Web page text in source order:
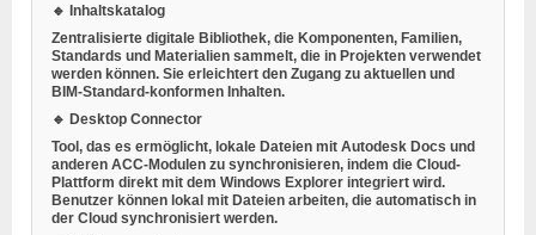
🔹 Inhaltskatalog
Zentralisierte digitale Bibliothek, die Komponenten, Familien,
Standards und Materialien sammelt, die in Projekten verwendet
werden können. Sie erleichtert den Zugang zu aktuellen und
BIM-Standard-konformen Inhalten.
🔹 Desktop Connector
Tool, das es ermöglicht, lokale Dateien mit Autodesk Docs und
anderen ACC-Modulen zu synchronisieren, indem die Cloud-
Plattform direkt mit dem Windows Explorer integriert wird.
Benutzer können lokal mit Dateien arbeiten, die automatisch in
der Cloud synchronisiert werden.